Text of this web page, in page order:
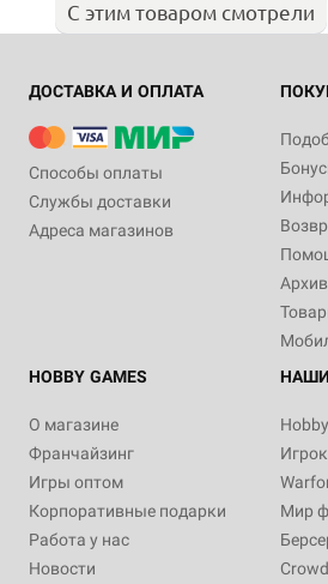
С этим товаром смотрели
ДОСТАВКА И ОПЛАТА
Способы оплаты
Службы доставки
Адреса магазинов
HOBBY GAMES
О магазине
Франчайзинг
Игры оптом
Корпоративные подарки
Работа у нас
Новости
Мир